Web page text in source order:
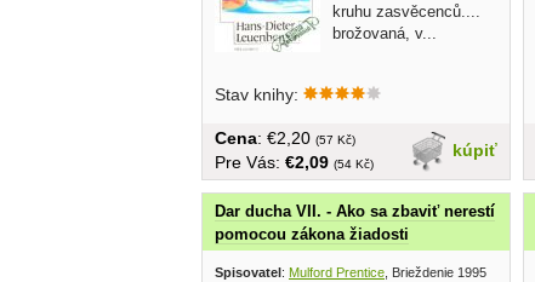
kruhu zasvěcenců....
brožovaná, v...
Stav knihy:
kúpiť
Cena: €2,20 (57 Kč)
Pre Vás: €2,09 (54 Kč)
Dar ducha VII. - Ako sa zbaviť nerestí
pomocou zákona žiadosti
Spisovatel : Mulford Prentice , Brieždenie 1995